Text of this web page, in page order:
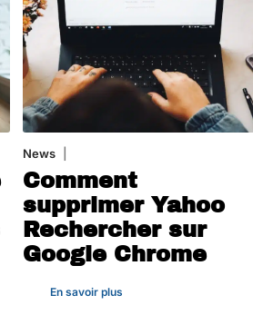
News
Comment
supprimer Yahoo
Rechercher sur
Google Chrome
En savoir plus